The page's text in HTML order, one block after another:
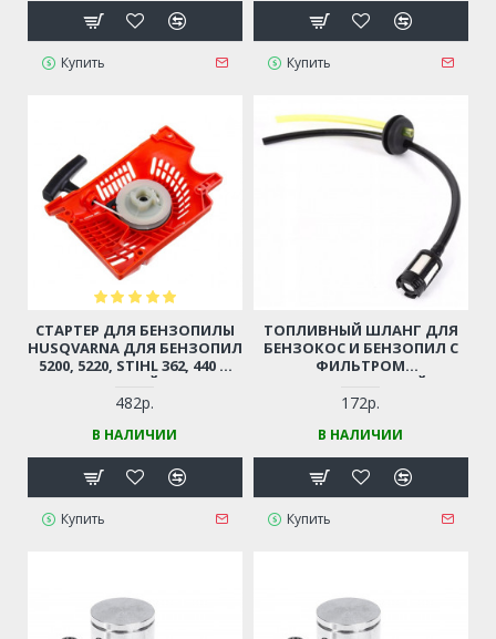
Купить Купить
СТАРТЕР ДЛЯ БЕНЗОПИЛЫ
HUSQVARNA ДЛЯ БЕНЗОПИЛ
5200, 5220, STIHL 362, 440 И
ДР. (КИТАЙСКИЕ
БЕНЗОПИЛЫ 45-52СМ3,
ЦЫГАНКА)
482р.
В НАЛИЧИИ
Купить
ТОПЛИВНЫЙ ШЛАНГ ДЛЯ
БЕНЗОКОС И БЕНЗОПИЛ С
ФИЛЬТРОМ
(УНИВЕРСАЛЬНЫЙ)
172р.
В НАЛИЧИИ
Купить